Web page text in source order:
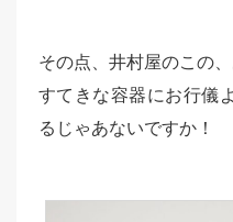
その点、井村屋のこの
すてきな容器にお行儀
るじゃあないですか！